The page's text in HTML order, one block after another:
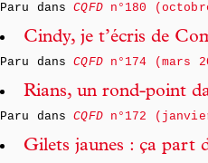
Paru dansCQFDn°180
Cindy, je t’écris de
Paru dansCQFDn°174 (mars
Rians, un rond-point
Paru dansCQFDn°172
Gilets jaunes : ça part